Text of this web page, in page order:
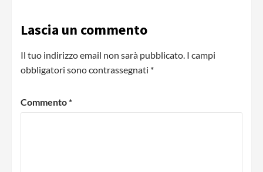
Lascia un commento
Il tuo indirizzo email non sarà pubblicato. I campi
obbligatori sono contrassegnati *
Commento*